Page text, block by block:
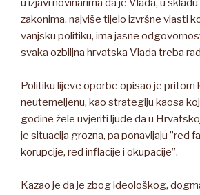
u izjavi novinarima da je Vlada, u
zakonima, najviše tijelo izvršne vlasti
vanjsku politiku, ima jasne
svaka ozbiljna hrvatska Vlada treba
Politiku lijeve oporbe opisao je pritom
neutemeljenu, kao strategiju kaosa
godine žele uvjeriti ljude da u
je situacija grozna, pa ponavljaju ”red
korupcije, red inflacije i okupacije”.
Kazao je da je zbog ideološkog,